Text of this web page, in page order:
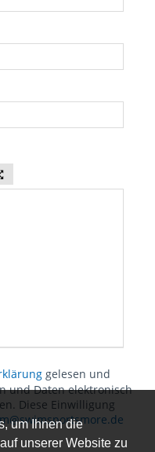
um Ihnen die
unserer Website zu
gelesen und
und Daten elektronisch
Diese Einwilligung